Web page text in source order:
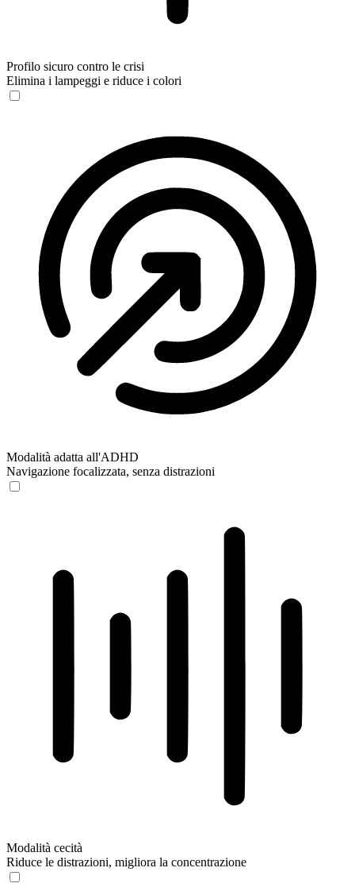
Profilo sicuro contro le crisi
Elimina i lampeggi e riduce i colori
Modalità adatta all'ADHD
Navigazione focalizzata, senza distrazioni
Modalità cecità
Riduce le distrazioni, migliora la concentrazione